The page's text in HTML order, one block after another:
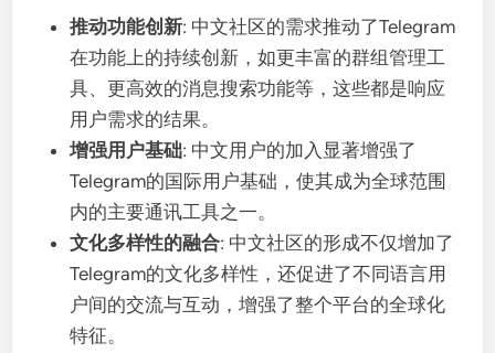
推动功能创新: 中文社区的需求推动了Telegram
在功能上的持续创新，如更丰富的群组管理工
具、更高效的消息搜索功能等，这些都是响应
用户需求的结果。
增强用户基础: 中文用户的加入显著增强了
Telegram的国际用户基础，使其成为全球范围
内的主要通讯工具之一。
文化多样性的融合: 中文社区的形成不仅增加了
Telegram的文化多样性，还促进了不同语言用
户间的交流与互动，增强了整个平台的全球化
特征。